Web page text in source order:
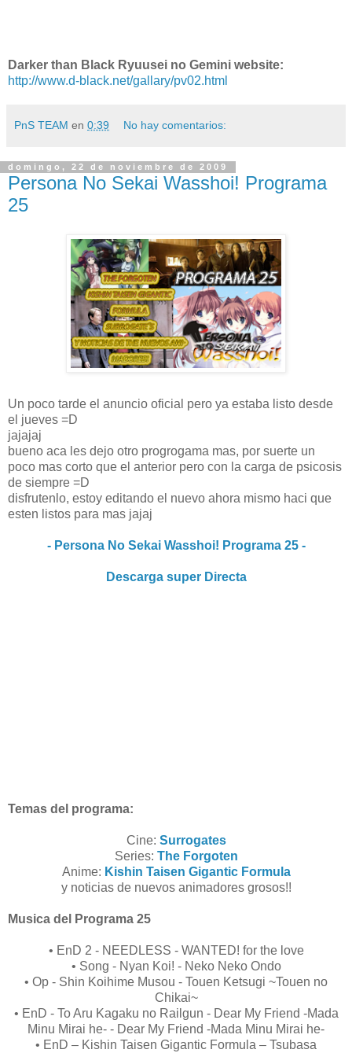
Darker than Black Ryuusei no Gemini website:
http://www.d-black.net/gallary/pv02.html
PnS TEAM en 0:39 No hay comentarios:
domingo, 22 de noviembre de 2009
Persona No Sekai Wasshoi! Programa
25
Un poco tarde el anuncio oficial pero ya estaba listo desde
el jueves =D
jajajaj
bueno aca les dejo otro progrogama mas, por suerte un
poco mas corto que el anterior pero con la carga de psicosis
de siempre =D
disfrutenlo, estoy editando el nuevo ahora mismo haci que
esten listos para mas jajaj
- Persona No Sekai Wasshoi! Programa 25 -
Descarga super Directa
Temas del programa:
Cine: Surrogates
Series: The Forgoten
Anime: Kishin Taisen Gigantic Formula
y noticias de nuevos animadores grosos!!
Musica del Programa 25
• EnD 2 - NEEDLESS - WANTED! for the love
• Song - Nyan Koi! - Neko Neko Ondo
• Op - Shin Koihime Musou - Touen Ketsugi ~Touen no
Chikai~
• EnD - To Aru Kagaku no Railgun - Dear My Friend -Mada
Minu Mirai he- - Dear My Friend -Mada Minu Mirai he-
• EnD – Kishin Taisen Gigantic Formula – Tsubasa